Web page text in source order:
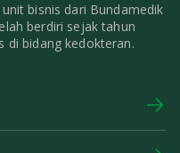
bisnis dari Bundamedik
berdiri sejak tahun
di bidang kedokteran.